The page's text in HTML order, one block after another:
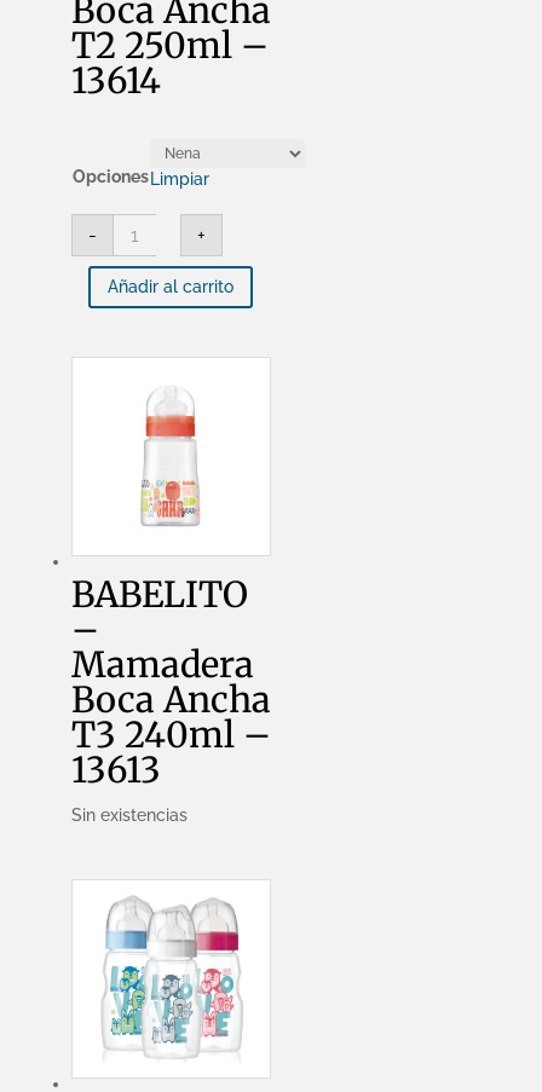
Boca Ancha
T2 250ml –
13614
Opciones Limpiar
-
BABELITO
Mamadera
Boca
Ancha
T2
13614
+
Añadir al carrito
BABELITO
–
Mamadera
Boca Ancha
T3 240ml –
13613
Sin existencias